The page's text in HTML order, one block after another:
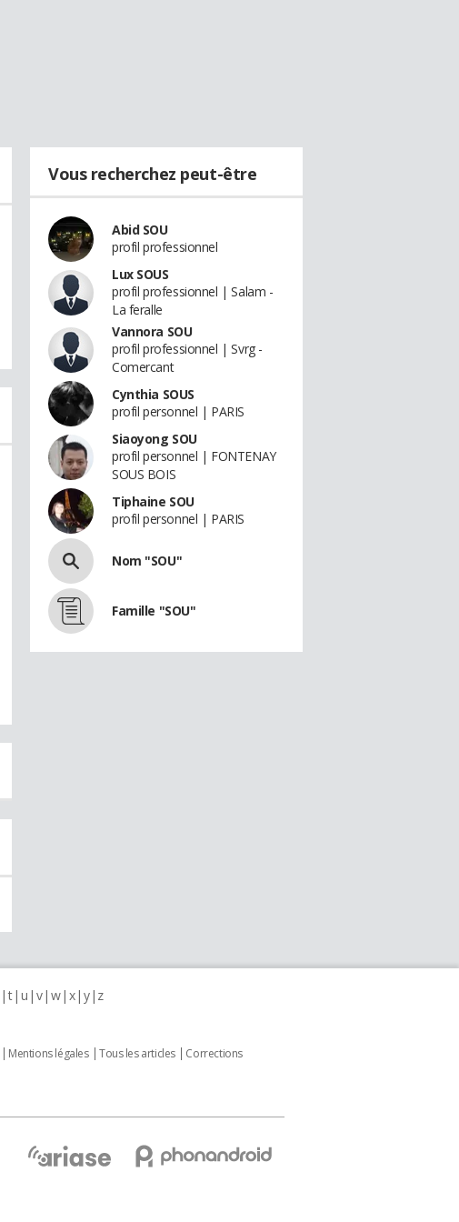
Vous recherchez peut-être
Abid SOU
profil professionnel
Lux SOUS
profil professionnel | Salam -
La feralle
Vannora SOU
profil professionnel | Svrg -
Comercant
Cynthia SOUS
profil personnel | PARIS
Siaoyong SOU
profil personnel | FONTENAY
SOUS BOIS
Tiphaine SOU
profil personnel | PARIS
Nom "SOU"
Famille "SOU"
t u v w x y z
Mentions légales Tous les articles
Corrections